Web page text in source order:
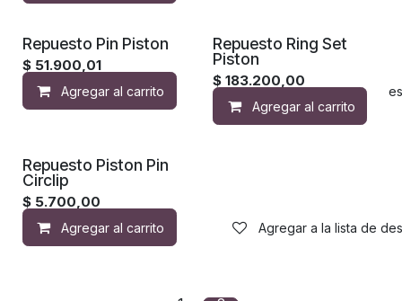
Repuesto Pin Piston
$ 51.900,01
Agregar al carrito Agregar a la lista de
Repuesto Ring Set
Piston
$183.200,00
Agregar al carrito
Repuesto Piston Pin
Circlip
$ 5.700,00
Agregar al carrito Agregar a la lista de